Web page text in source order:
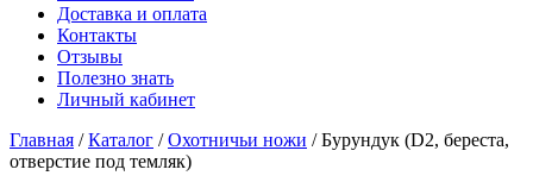
Доставка и оплата
Контакты
Отзывы
Полезно знать
Личный кабинет
Главная /Каталог /Охотничьи ножи /Бурундук (D2, береста,
отверстие под темляк)